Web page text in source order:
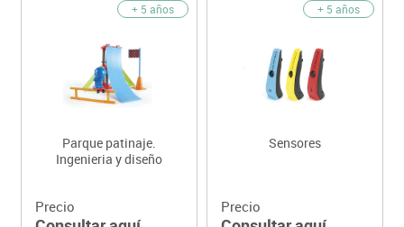
+ 5 años
Parque patinaje.
Ingenieria y diseño
Precio
+ 5 años
Sensores
Precio